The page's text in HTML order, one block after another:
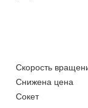
Скорость
Снижена цена
Сокет